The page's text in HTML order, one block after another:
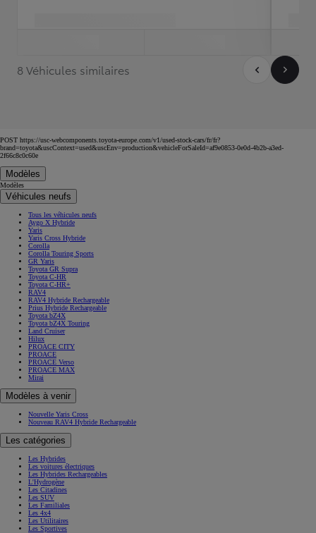
8 Véhicules similaires
POST https://usc-webcomponents.toyota-europe.com/v1/used-stock-cars/fr/fr?
brand=toyota&uscContext=used&uscEnv=production&vehicleForSaleId=af9e0853-0e0d-4b2b-a3ed-
2f66c8c0c60e
Modèles
Modèles
Véhicules neufs
Tous les véhicules neufs
Aygo X Hybride
Yaris
Yaris Cross Hybride
Corolla
Corolla Touring Sports
GR Yaris
Toyota GR Supra
Toyota C-HR
Toyota C-HR+
RAV4
RAV4 Hybride Rechargeable
Prius Hybride Rechargeable
Toyota bZ4X
Toyota bZ4X Touring
Land Cruiser
Hilux
PROACE CITY
PROACE
PROACE Verso
PROACE MAX
Mirai
Modèles à venir
Nouvelle Yaris Cross
Nouveau RAV4 Hybride Rechargeable
Les catégories
Les Hybrides
Les voitures électriques
Les Hybrides Rechargeables
L'Hydrogène
Les Citadines
Les SUV
Les Familiales
Les 4x4
Les Utilitaires
Les Sportives